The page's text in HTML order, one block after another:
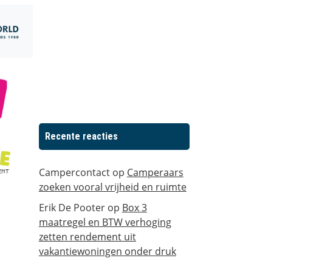
Recente reacties
Campercontactop Camperaars
zoeken vooral vrijheid en ruimte
Erik De Pooterop Box 3
maatregel en BTW verhoging
zetten rendement uit
vakantiewoningen onder druk